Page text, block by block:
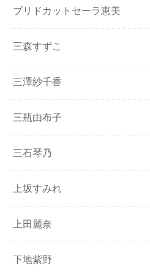
ブリドカットセーラ恵美
三森すずこ
三澤紗千香
三瓶由布子
三石琴乃
上坂すみれ
上田麗奈
下地紫野